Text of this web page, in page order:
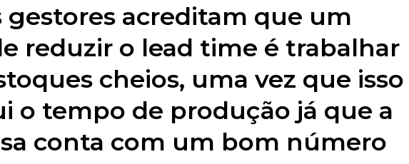
gestores acreditam que um
reduzir o lead time é trabalhar
cheios, uma vez que isso
o tempo de produção já que a
conta com um bom número